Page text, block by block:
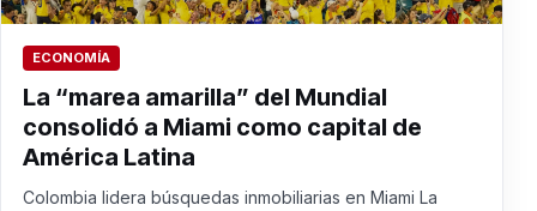
ECONOMÍA
La “marea amarilla” del Mundial
consolidó a Miami como capital de
América Latina
Colombia lidera búsquedas inmobiliarias en Miami La